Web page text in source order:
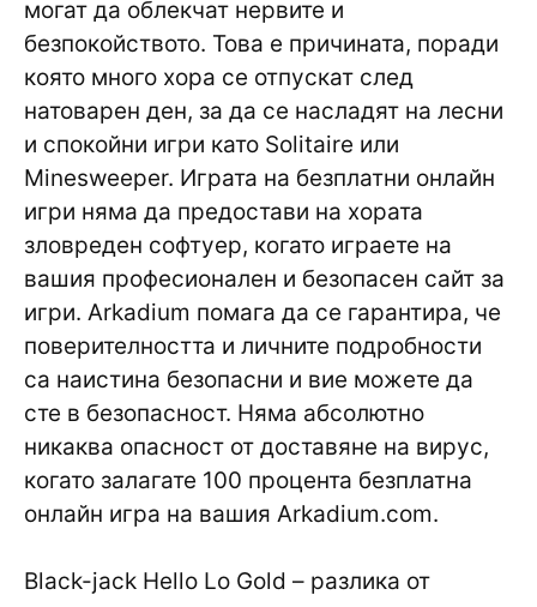
могат да облекчат нервите и
безпокойството. Това е причината, поради
която много хора се отпускат след
натоварен ден, за да се насладят на лесни
и спокойни игри като Solitaire или
Minesweeper. Играта на безплатни онлайн
игри няма да предостави на хората
зловреден софтуер, когато играете на
вашия професионален и безопасен сайт за
игри. Arkadium помага да се гарантира, че
поверителността и личните подробности
са наистина безопасни и вие можете да
сте в безопасност. Няма абсолютно
никаква опасност от доставяне на вирус,
когато залагате 100 процента безплатна
онлайн игра на вашия Arkadium.com.
Black-jack Hello Lo Gold – разлика от